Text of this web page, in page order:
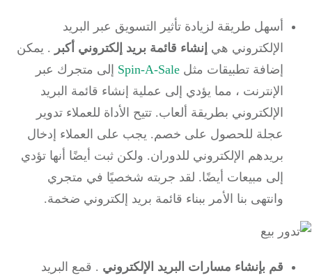
أسهل طريقة لزيادة تأثير التسويق عبر البريد
الإلكتروني هيإنشاء قائمة بريد إلكتروني أكبر.يمكن
إضافة تطبيقات مثلSpin-A-Saleإلى متجرك عبر
الإنترنت ، مما يؤدي إلى عملية إنشاء قائمة البريد
الإلكتروني بطريقة ألعاب.تتيح الأداة للعملاء تدوير
عجلة للحصول على خصم.يجب على العملاء إدخال
بريدهم الإلكتروني للدوران. ولكن ثبت أيضًا أنها تؤدي
إلى مبيعات أيضًا.لقد جربته شخصيًا في متجري
وانتهى بنا الأمر ببناء قائمة بريد إلكتروني ضخمة.
قم بإنشاء مسارات البريد الإلكتروني.قمع البريد